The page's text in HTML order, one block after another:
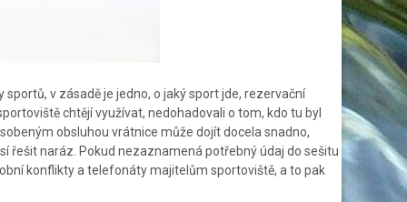
v zásadě je jedno, o jaký sport jde, rezervační
chtějí využívat, nedohadovali o tom, kdo tu byl
obsluhou vrátnice může dojít docela snadno,
řešit naráz. Pokud nezaznamená potřebný údaj do sešitu
konflikty a telefonáty majitelům sportoviště, a to pak